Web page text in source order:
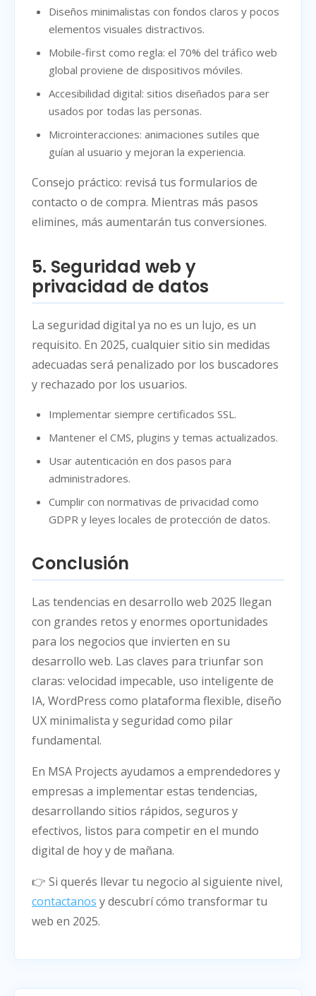
Diseños minimalistas con fondos claros y pocos
elementos visuales distractivos.
Mobile-first como regla: el 70% del tráfico web
global proviene de dispositivos móviles.
Accesibilidad digital: sitios diseñados para ser
usados por todas las personas.
Microinteracciones: animaciones sutiles que
guían al usuario y mejoran la experiencia.
Consejo práctico: revisá tus formularios de
contacto o de compra. Mientras más pasos
elimines, más aumentarán tus conversiones.
5. Seguridad web y
privacidad de datos
La seguridad digital ya no es un lujo, es un
requisito. En 2025, cualquier sitio sin medidas
adecuadas será penalizado por los buscadores
y rechazado por los usuarios.
Implementar siempre certificados SSL.
Mantener el CMS, plugins y temas actualizados.
Usar autenticación en dos pasos para
administradores.
Cumplir con normativas de privacidad como
GDPR y leyes locales de protección de datos.
Conclusión
Las tendencias en desarrollo web 2025 llegan
con grandes retos y enormes oportunidades
para los negocios que invierten en su
desarrollo web. Las claves para triunfar son
claras: velocidad impecable, uso inteligente de
IA, WordPress como plataforma flexible, diseño
UX minimalista y seguridad como pilar
fundamental.
En MSA Projects ayudamos a emprendedores y
empresas a implementar estas tendencias,
desarrollando sitios rápidos, seguros y
efectivos, listos para competir en el mundo
digital de hoy y de mañana.
👉 Si querés llevar tu negocio al siguiente nivel,
contactanos y descubrí cómo transformar tu
web en 2025.